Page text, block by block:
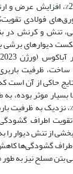
از مرکزیت صفر تا 20%،
فولادی
تنش و کرنش در
دیوارهای برشی
ظرفیت باربری
حاکی از آن است
موثر بوده، به
اختلاف نسبی 3% تا 6%،
اطراف
از تنش دیوار
گشودگی‌ها
بتن مسلح نیز به